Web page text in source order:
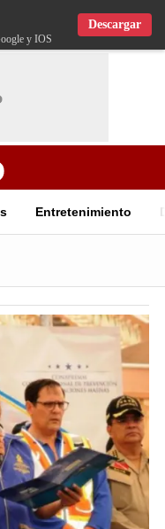
y IOS
Descargar
Entretenimiento